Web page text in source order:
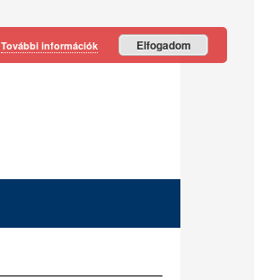
További információk Elfogadom